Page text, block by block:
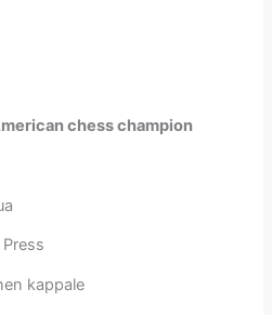
chess champion
kappale